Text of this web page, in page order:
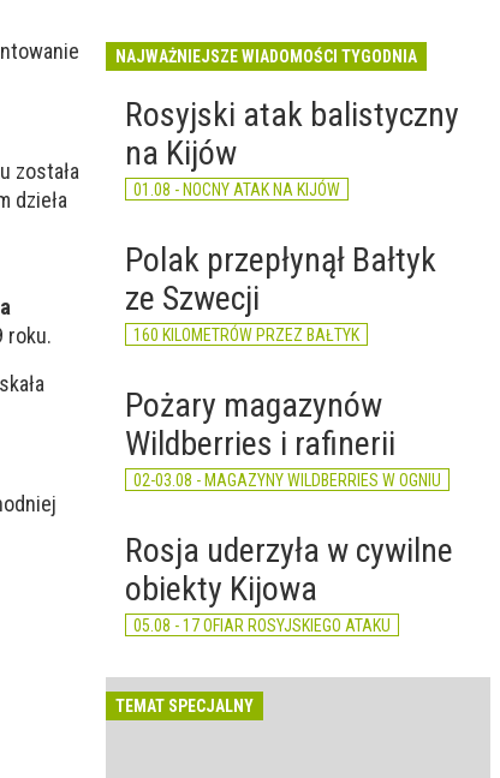
została
dzieła
roku.
NAJWAŻNIEJSZE WIADOMOŚCI TYGODNIA
Rosyjski atak balistyczny
na Kijów
01.08 - NOCNY ATAK NA KIJÓW
Polak przepłynął Bałtyk
ze Szwecji
160 KILOMETRÓW PRZEZ BAŁTYK
Pożary magazynów
Wildberries i rafinerii
02-03.08 - MAGAZYNY WILDBERRIES W OGNIU
Rosja uderzyła w cywilne
obiekty Kijowa
05.08 - 17 OFIAR ROSYJSKIEGO ATAKU
TEMAT SPECJALNY